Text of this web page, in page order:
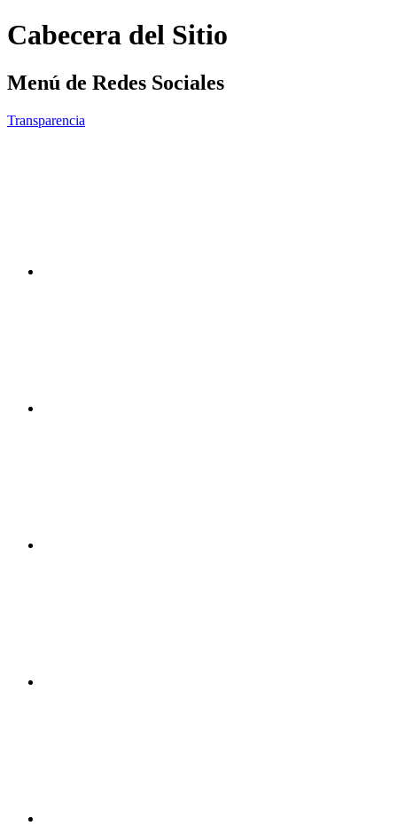
Cabecera del Sitio
Menú de Redes Sociales
Transparencia